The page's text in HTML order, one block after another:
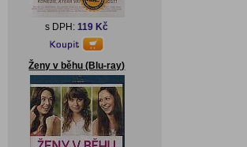
s DPH:119 Kč
Ženy v běhu (Blu-ray)